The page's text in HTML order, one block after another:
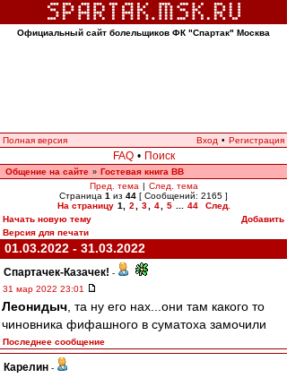
Официальный сайт болельщиков ФК "Спартак" Москва
Полная версия Вход • Регистрация
FAQ • Поиск
Общение на сайте » Гостевая книга ВВ
Пред. тема | След. тема
Страница 1 из 44 [ Сообщений: 2165 ]
На страницу 1 2 3 4 5 44
След.
Начать новую тему
Добавить
Версия для печати
01.03.2022 - 31.03.2022
Спартачек-Казачек! -
31 мар 2022 23:01
Леонидыч , та ну его нах...они там какого то
чиновника фифашного в суматоха замочили
Последнее сообщение
Карелин -